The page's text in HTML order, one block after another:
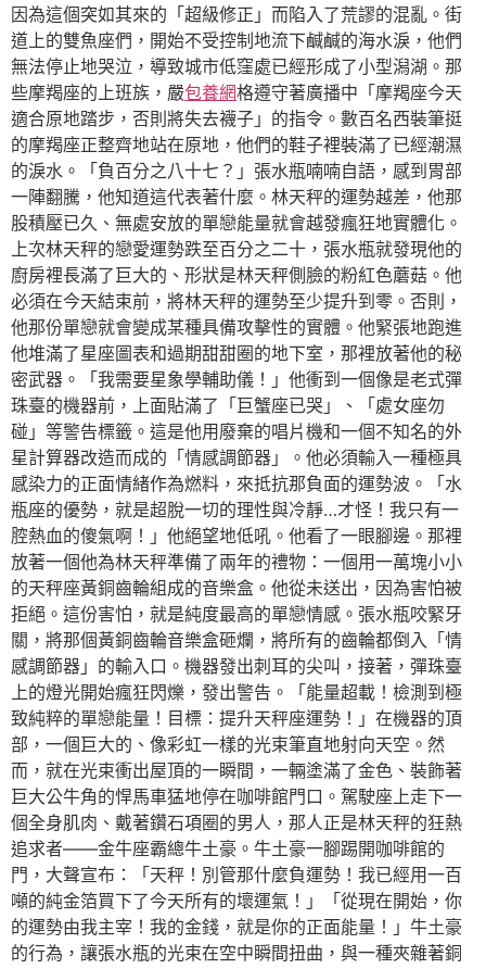
因為這個突如其來的「超級修正」而陷入了荒謬的混亂。街
道上的雙魚座們，開始不受控制地流下鹹鹹的海水淚，他們
無法停止地哭泣，導致城市低窪處已經形成了小型潟湖。那
些摩羯座的上班族，嚴包養網格遵守著廣播中「摩羯座今天
適合原地踏步，否則將失去襪子」的指令。數百名西裝筆挺
的摩羯座正整齊地站在原地，他們的鞋子裡裝滿了已經潮濕
的淚水。「負百分之八十七？」張水瓶喃喃自語，感到胃部
一陣翻騰，他知道這代表著什麼。林天秤的運勢越差，他那
股積壓已久、無處安放的單戀能量就會越發瘋狂地實體化。
上次林天秤的戀愛運勢跌至百分之二十，張水瓶就發現他的
廚房裡長滿了巨大的、形狀是林天秤側臉的粉紅色蘑菇。他
必須在今天結束前，將林天秤的運勢至少提升到零。否則，
他那份單戀就會變成某種具備攻擊性的實體。他緊張地跑進
他堆滿了星座圖表和過期甜甜圈的地下室，那裡放著他的秘
密武器。「我需要星象學輔助儀！」他衝到一個像是老式彈
珠臺的機器前，上面貼滿了「巨蟹座已哭」、「處女座勿
碰」等警告標籤。這是他用廢棄的唱片機和一個不知名的外
星計算器改造而成的「情感調節器」。他必須輸入一種極具
感染力的正面情緒作為燃料，來抵抗那負面的運勢波。「水
瓶座的優勢，就是超脫一切的理性與冷靜…才怪！我只有一
腔熱血的傻氣啊！」他絕望地低吼。他看了一眼腳邊。那裡
放著一個他為林天秤準備了兩年的禮物：一個用一萬塊小小
的天秤座黃銅齒輪組成的音樂盒。他從未送出，因為害怕被
拒絕。這份害怕，就是純度最高的單戀情感。張水瓶咬緊牙
關，將那個黃銅齒輪音樂盒砸爛，將所有的齒輪都倒入「情
感調節器」的輸入口。機器發出刺耳的尖叫，接著，彈珠臺
上的燈光開始瘋狂閃爍，發出警告。「能量超載！檢測到極
致純粹的單戀能量！目標：提升天秤座運勢！」在機器的頂
部，一個巨大的、像彩虹一樣的光束筆直地射向天空。然
而，就在光束衝出屋頂的一瞬間，一輛塗滿了金色、裝飾著
巨大公牛角的悍馬車猛地停在咖啡館門口。駕駛座上走下一
個全身肌肉、戴著鑽石項圈的男人，那人正是林天秤的狂熱
追求者——金牛座霸總牛土豪。牛土豪一腳踢開咖啡館的
門，大聲宣布：「天秤！別管那什麼負運勢！我已經用一百
噸的純金箔買下了今天所有的壞運氣！」「從現在開始，你
的運勢由我主宰！我的金錢，就是你的正面能量！」牛土豪
的行為，讓張水瓶的光束在空中瞬間扭曲，與一種夾雜著銅